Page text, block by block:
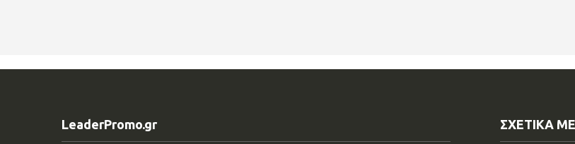
LeaderPromo.gr ΣΧΕΤΙΚΑ